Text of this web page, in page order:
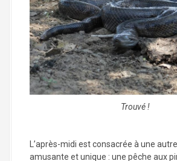
Trouvé !
L’après-midi est consacrée à une
amusante et unique : une pêche aux